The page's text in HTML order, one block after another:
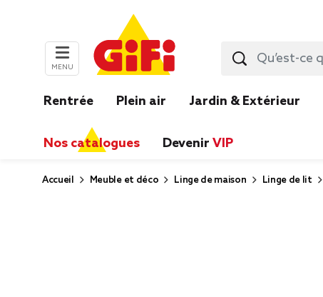
MENU
Rentrée Plein air Jardin & Extérieur
Nos catalogues Devenir VIP
Accueil Meuble et déco Linge de maison Linge de lit